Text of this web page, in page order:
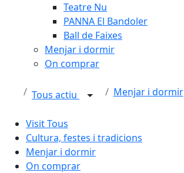
Teatre Nu
PANNA El Bandoler
Ball de Faixes
Menjar i dormir
On comprar
Tous actiu Menjar i dormir
Visit Tous
Cultura, festes i tradicions
Menjar i dormir
On comprar